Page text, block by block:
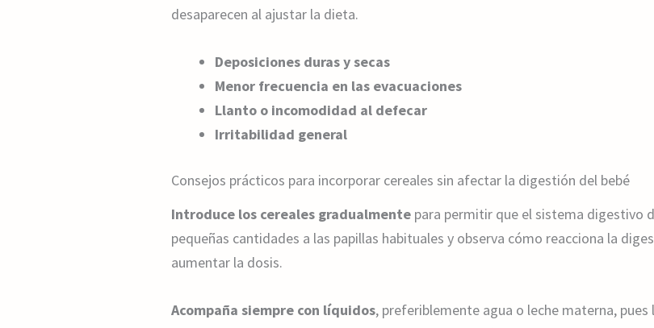
desaparecen al ajustar la dieta.
Deposiciones duras y secas
Menor frecuencia en las evacuaciones
Llanto o incomodidad al defecar
Irritabilidad general
Consejos prácticos para incorporar cereales sin afectar la digestión del bebé
Introduce los cereales gradualmente para permitir que el sistema digestivo
pequeñas cantidades a las papillas habituales y observa cómo reacciona la
aumentar la dosis.
Acompaña siempre con líquidos, preferiblemente agua o leche materna,